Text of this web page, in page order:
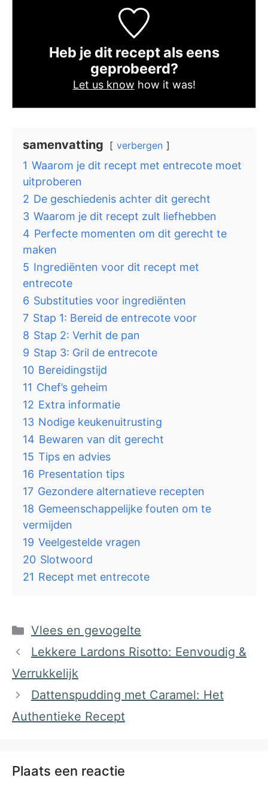
Heb je dit recept als eens
geprobeerd?
Let us know how it was!
samenvatting verbergen
1 Waarom je dit recept met entrecote moet
uitproberen
2 De geschiedenis achter dit gerecht
3 Waarom je dit recept zult liefhebben
4 Perfecte momenten om dit gerecht te
maken
5 Ingrediënten voor dit recept met
entrecote
6 Substituties voor ingrediënten
7 Stap 1: Bereid de entrecote voor
8 Stap 2: Verhit de pan
9 Stap 3: Gril de entrecote
10 Bereidingstijd
11 Chef’s geheim
12 Extra informatie
13 Nodige keukenuitrusting
14 Bewaren van dit gerecht
15 Tips en advies
16 Presentation tips
17 Gezondere alternatieve recepten
18 Gemeenschappelijke fouten om te
vermijden
19 Veelgestelde vragen
20 Slotwoord
21 Recept met entrecote
Categorieën
Vlees en gevogelte
Lekkere Lardons Risotto: Eenvoudig &
Verrukkelijk
Dattenspudding met Caramel: Het
Authentieke Recept
Plaats een reactie